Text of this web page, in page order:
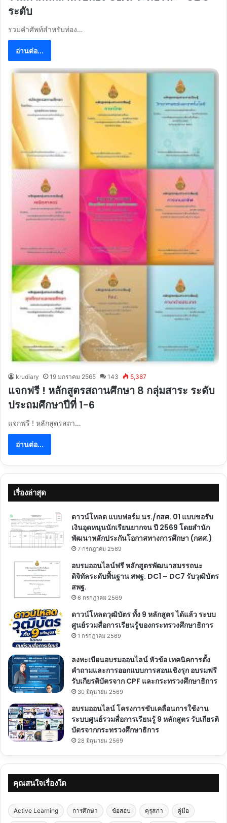
ระดับ
รวมคำศัพท์สำหรับท่อง…
อ่านต่อ...
krudiary 19 มกราคม 2565 143 5,387
แจกฟรี ! หลักสูตรสถานศึกษา 8 กลุ่มสาระ ระดับ
ประถมศึกษาปีที่ 1-6
แจกฟรี ! หลักสูตรสถา…
อ่านต่อ...
เรื่องล่าสุด
ดาวน์โหลด แบบฟอร์ม นร./กสศ. 01 แบบขอรับ
เงินอุดหนุนนักเรียนยากจน ปี 2569 โดยสำนัก
พัฒนาหลักประกันโอกาสทางการศึกษา (กสศ.)
7 กรกฎาคม 2569
อบรมออนไลน์ฟรี หลักสูตรพัฒนาสมรรถนะ
ดิจิทัลระดับพื้นฐาน สพฐ. DC1 – DC7 รับวุฒิบัตร
สพฐ.
6 กรกฎาคม 2569
ดาวน์โหลดวุฒิบัตร ทั้ง 9 หลักสูตร ได้แล้ว ระบบ
ศูนย์รวมสื่อการเรียนรู้ของกระทรวงศึกษาธิการ
1 กรกฎาคม 2569
ลงทะเบียนอบรมออนไลน์ หัวข้อ เทคนิคการตั้ง
คำถามและการออกแบบการสอนเชิงรุก อบรมฟรี
รับเกียรติบัตรจาก CPF และกระทรวงศึกษาธิการ
30 มิถุนายน 2569
อบรมออนไลน์ โครงการขับเคลื่อนการใช้งาน
ระบบศูนย์รวมสื่อการเรียนรู้ 9 หลักสูตร รับเกียรติ
บัตรจากกระทรวงศึกษาธิการ
28 มิถุนายน 2569
คุณสนใจเรื่องใด
Active Learning การศึกษา ข้อสอบ คุรุสภา คู่มือ